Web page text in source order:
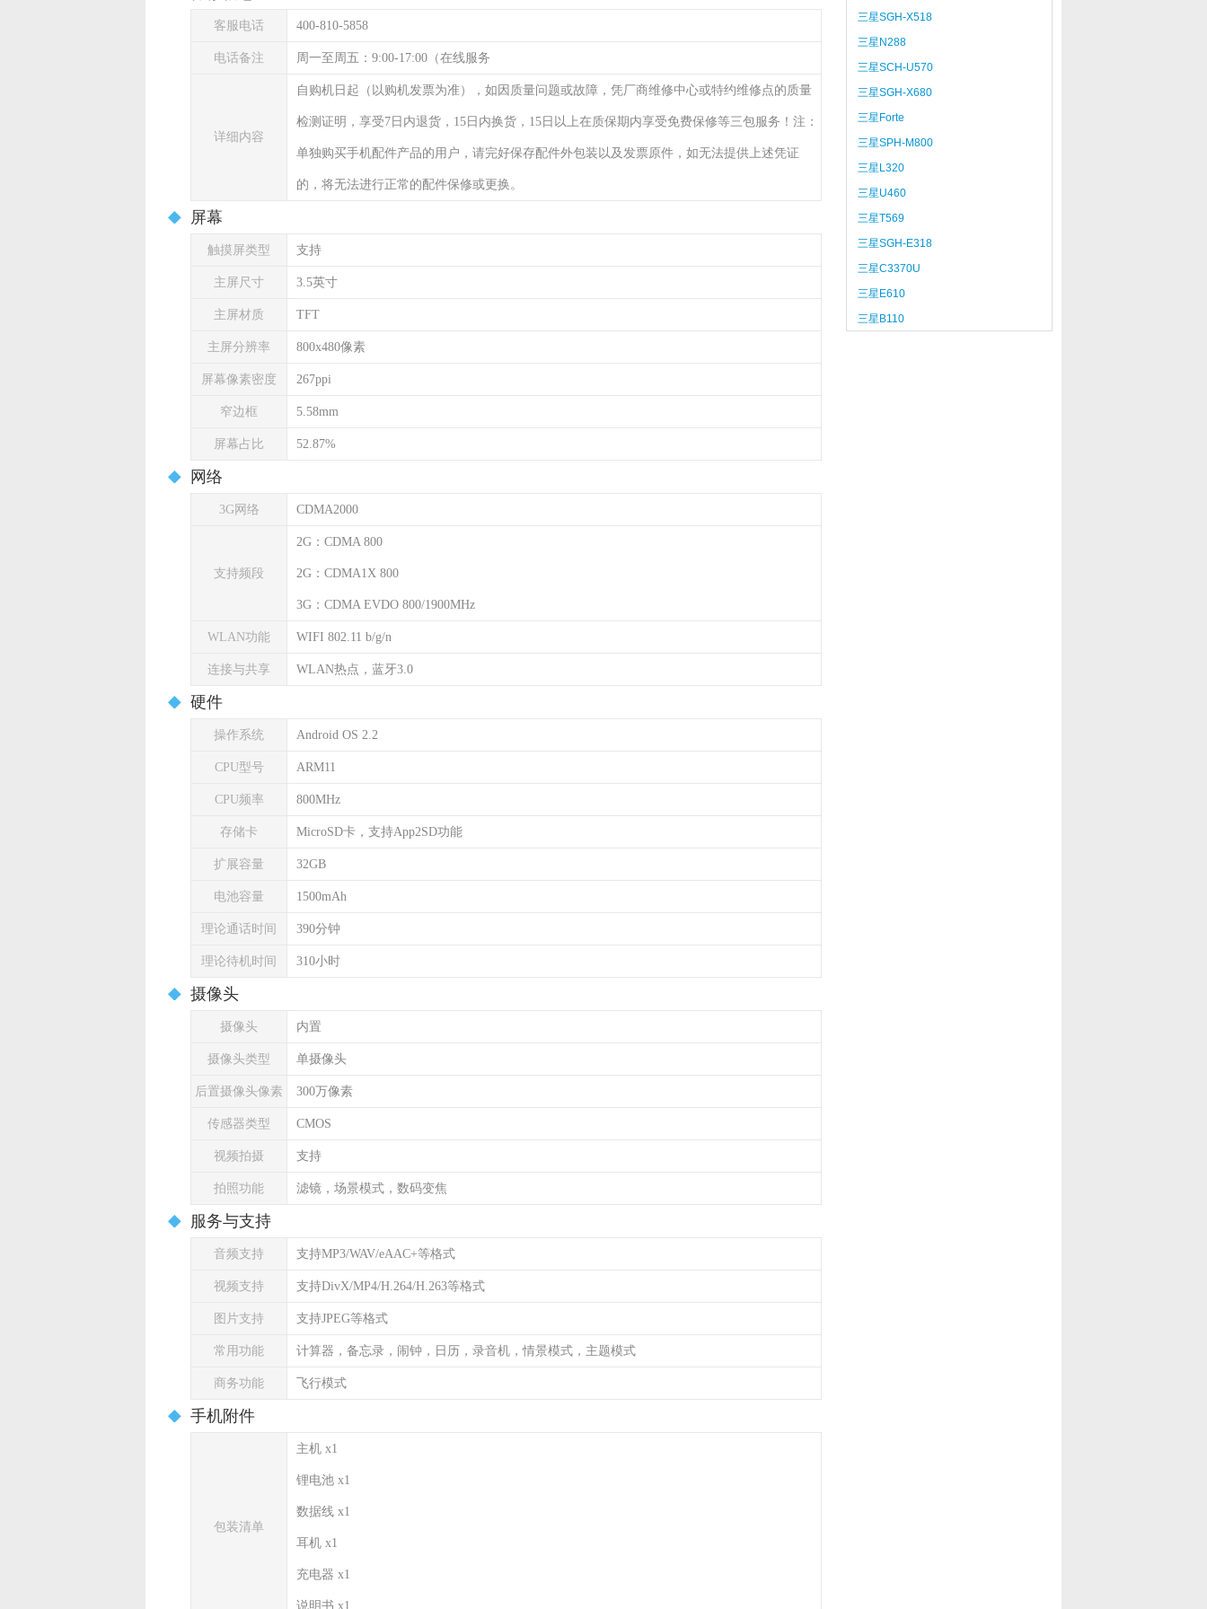
客服电话 400-810-5858
电话备注 周一至周五：9:00-17:00（在线服务
详细内容
自购机日起（以购机发票为准），如因质量问题或故障，凭厂商维修中心或特约维修点的质量
检测证明，享受7日内退货，15日内换货，15日以上在质保期内享受免费保修等三包服务！注：
单独购买手机配件产品的用户，请完好保存配件外包装以及发票原件，如无法提供上述凭证
的，将无法进行正常的配件保修或更换。
屏幕
触摸屏类型 支持
主屏尺寸 3.5英寸
主屏材质 TFT
主屏分辨率 800x480像素
屏幕像素密度 267ppi
窄边框 5.58mm
屏幕占比 52.87%
网络
3G网络 CDMA2000
支持频段
2G：CDMA 800
2G：CDMA1X 800
3G：CDMA EVDO 800/1900MHz
WLAN功能 WIFI 802.11 b/g/n
连接与共享 WLAN热点，蓝牙3.0
硬件
操作系统 Android OS 2.2
CPU型号 ARM11
CPU频率 800MHz
存储卡 MicroSD卡，支持App2SD功能
扩展容量 32GB
电池容量 1500mAh
理论通话时间 390分钟
理论待机时间 310小时
摄像头
摄像头 内置
摄像头类型 单摄像头
后置摄像头像素 300万像素
传感器类型 CMOS
视频拍摄 支持
拍照功能 滤镜，场景模式，数码变焦
服务与支持
音频支持 支持MP3/WAV/eAAC+等格式
视频支持 支持DivX/MP4/H.264/H.263等格式
图片支持 支持JPEG等格式
常用功能 计算器，备忘录，闹钟，日历，录音机，情景模式，主题模式
商务功能 飞行模式
手机附件
包装清单
主机 x1
锂电池 x1
数据线 x1
耳机 x1
充电器 x1
说明书 x1
三星SGH-X518
三星N288
三星SCH-U570
三星SGH-X680
三星Forte
三星SPH-M800
三星L320
三星U460
三星T569
三星SGH-E318
三星C3370U
三星E610
三星B110